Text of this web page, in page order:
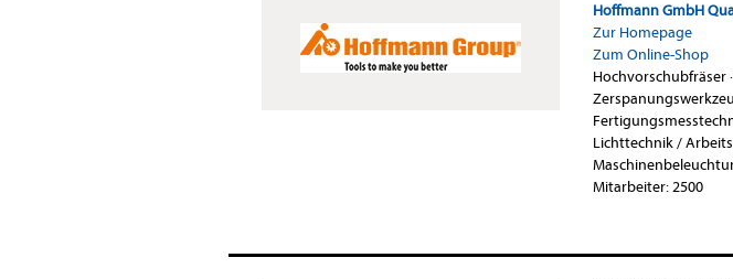
Hoffmann GmbH
Zur Homepage
Zum Online-Shop
Hochvorschubfräser·
Lichttechnik /
Mitarbeiter: 2500